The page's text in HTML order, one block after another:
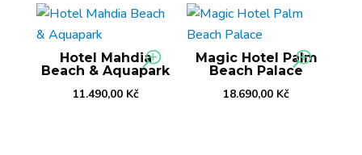
Hotel Mahdia
Beach & Aquapark
11.490,00 Kč
Magic Hotel Palm
Beach Palace
18.690,00 Kč